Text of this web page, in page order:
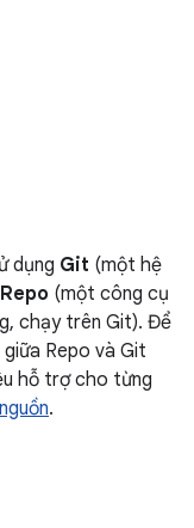
dụng Git (một hệ
Repo (một công cụ
chạy trên Git). Để
Repo và Git
hỗ trợ cho từng
.